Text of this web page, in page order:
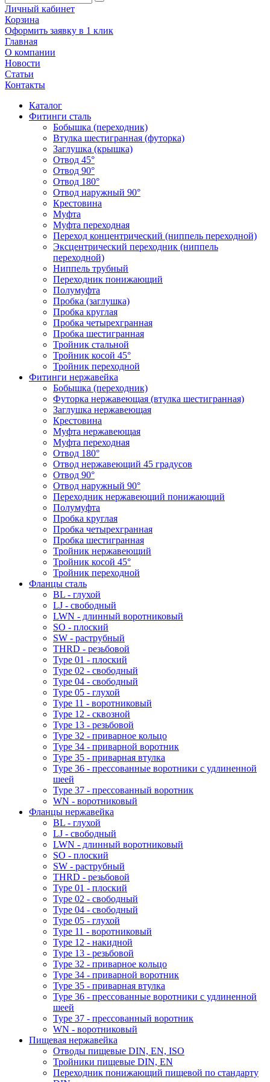
Личный кабинет
Корзина
Оформить заявку в 1 клик
Главная
О компании
Новости
Статьи
Контакты
Каталог
Фитинги сталь
Бобышка (переходник)
Втулка шестигранная (футорка)
Заглушка (крышка)
Отвод 45°
Отвод 90°
Отвод 180°
Отвод наружный 90°
Крестовина
Муфта
Муфта переходная
Переход концентрический (ниппель переходной)
Эксцентрический переходник (ниппель
переходной)
Ниппель трубный
Переходник понижающий
Полумуфта
Пробка (заглушка)
Пробка круглая
Пробка четырехгранная
Пробка шестигранная
Тройник стальной
Тройник косой 45°
Тройник переходной
Фитинги нержавейка
Бобышка (переходник)
Футорка нержавеющая (втулка шестигранная)
Заглушка нержавеющая
Крестовина
Муфта нержавеющая
Муфта переходная
Отвод 180°
Отвод нержавеющий 45 градусов
Отвод 90°
Отвод наружный 90°
Переходник нержавеющий понижающий
Полумуфта
Пробка круглая
Пробка четырехгранная
Пробка шестигранная
Тройник нержавеющий
Тройник косой 45°
Тройник переходной
Фланцы сталь
BL - глухой
LJ - свободный
LWN - длинный воротниковый
SO - плоский
SW - раструбный
THRD - резьбовой
Type 01 - плоский
Type 02 - свободный
Type 04 - свободный
Type 05 - глухой
Type 11 - воротниковый
Type 12 - сквозной
Type 13 - резьбовой
Type 32 - приварное кольцо
Type 34 - приварной воротник
Type 35 - приварная втулка
Type 36 - прессованные воротники с удлиненной
шеей
Type 37 - прессованный воротник
WN - воротниковый
Фланцы нержавейка
BL - глухой
LJ - свободный
LWN - длинный воротниковый
SO - плоский
SW - раструбный
THRD - резьбовой
Type 01 - плоский
Type 02 - свободный
Type 04 - свободный
Type 05 - глухой
Type 11 - воротниковый
Type 12 - накидной
Type 13 - резьбовой
Type 32 - приварное кольцо
Type 34 - приварной воротник
Type 35 - приварная втулка
Type 36 - прессованные воротники с удлиненной
шеей
Type 37 - прессованный воротник
WN - воротниковый
Пищевая нержавейка
Отводы пищевые DIN, EN, ISO
Тройники пищевые DIN, EN
Переходник понижающий пищевой по стандарту